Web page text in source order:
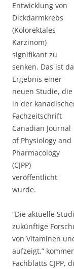
Entwicklung von
Dickdarmkrebs
(Kolorektales
Karzinom)
signifikant zu
senken. Das ist
Ergebnis einer
neuen Studie, die
in der
Fachzeitschrift
Canadian Journal
of Physiology and
Pharmacology
(CJPP)
veröffentlicht
wurde.
“Die aktuelle
zukünftige
von Vitaminen
aufzeigt.”
Fachblatts CJPP,